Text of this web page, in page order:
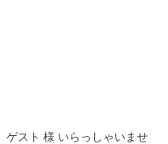
ゲスト 様 いらっしゃいませ